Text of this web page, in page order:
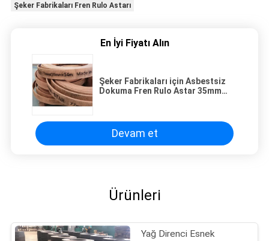
Şeker Fabrikaları Fren Rulo Astarı
En İyi Fiyatı Alın
Şeker Fabrikaları için Asbestsiz
Dokuma Fren Rulo Astar 35mm
Devam et
Ürünleri
Yağ Direnci Esnek